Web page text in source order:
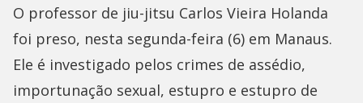
O professor de jiu-jitsu Carlos Vieira Holanda
foi preso, nesta segunda-feira (6) em Manaus.
Ele é investigado pelos crimes de assédio,
importunação sexual, estupro e estupro de